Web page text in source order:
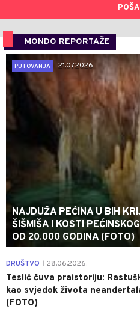
MONDO REPORTAŽE
PUTOVANJA
21.07.2026.
NAJDUŽA PEĆINA U BIH
ŠIŠMIŠA I KOSTI
OD 20.000 GODINA (FOTO)
DRUŠTVO 28.06.2026.
Teslić čuva praistoriju:
kao svjedok života
(FOTO)